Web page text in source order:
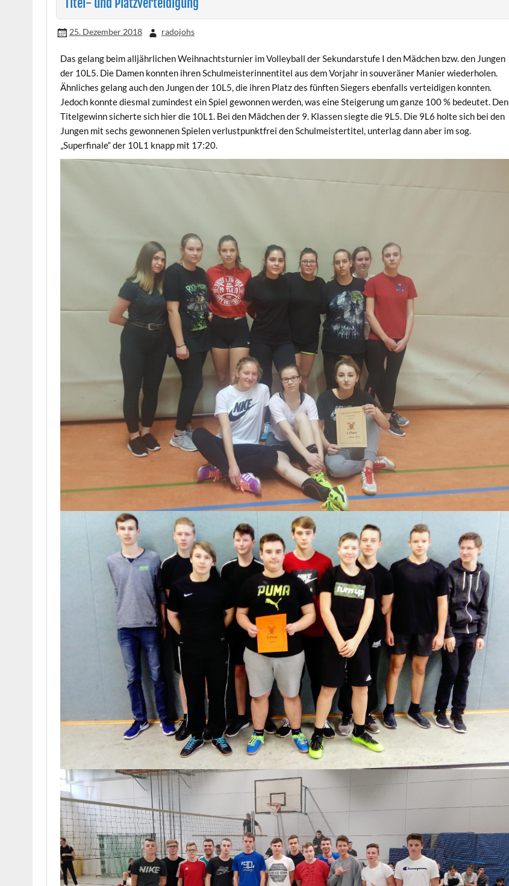
25. Dezember 2018 radojohs
Das gelang beim alljährlichen Weihnachtsturnier im Volleyball der Sekundarstufe I den Mädchen bzw. den Jungen
der 10L5. Die Damen konnten ihren Schulmeisterinnentitel aus dem Vorjahr in souveräner Manier wiederholen.
Ähnliches gelang auch den Jungen der 10L5, die ihren Platz des fünften Siegers ebenfalls verteidigen konnten.
Jedoch konnte diesmal zumindest ein Spiel gewonnen werden, was eine Steigerung um ganze 100 % bedeutet. Den
Titelgewinn sicherte sich hier die 10L1. Bei den Mädchen der 9. Klassen siegte die 9L5. Die 9L6 holte sich bei den
Jungen mit sechs gewonnenen Spielen verlustpunktfrei den Schulmeistertitel, unterlag dann aber im sog.
„Superfinale“ der 10L1 knapp mit 17:20.